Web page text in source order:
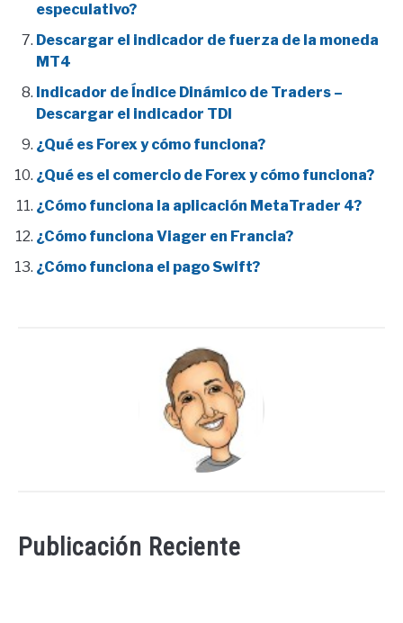
especulativo?
Descargar el indicador de fuerza de la moneda
MT4
Indicador de Índice Dinámico de Traders –
Descargar el indicador TDI
¿Qué es Forex y cómo funciona?
¿Qué es el comercio de Forex y cómo funciona?
¿Cómo funciona la aplicación MetaTrader 4?
¿Cómo funciona Viager en Francia?
¿Cómo funciona el pago Swift?
Publicación Reciente